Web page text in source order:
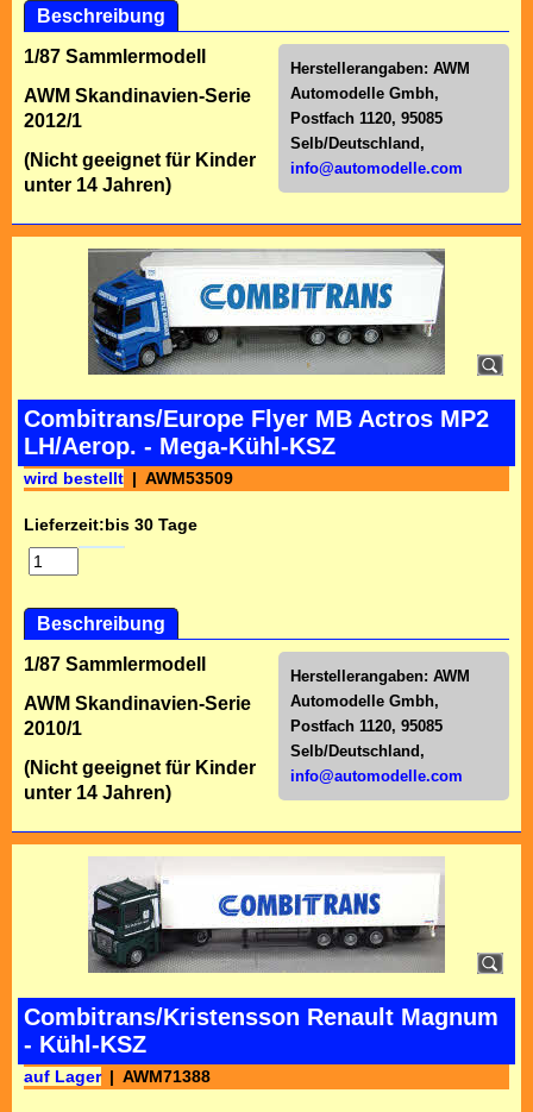
Beschreibung
Herstellerangaben: AWM
Automodelle Gmbh,
Postfach 1120, 95085
Selb/Deutschl and,
info@automodelle.com
1/87 Sammlermodell
AWM Skandinavien-Serie
2012/1
(Nicht geeignet für Kinder
unter 14 Jahren)
Combitrans/Europe Flyer MB Actros MP2
LH/Aerop. - Mega-Kühl-KSZ
wird bestellt AWM53509
Lieferzeit:bis 30 Tage
Beschreibung
Herstellerangaben: AWM
Automodelle Gmbh,
Postfach 1120, 95085
Selb/Deutschl and,
info@automodelle.com
1/87 Sammlermodell
AWM Skandinavien-Serie
2010/1
(Nicht geeignet für Kinder
unter 14 Jahren)
Combitrans/Kristensson Renault Magnum
- Kühl-KSZ
auf Lager AWM71388